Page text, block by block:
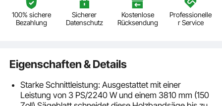
100% sichere
Bezahlung
Sicherer
Datenschutz
Kostenlose
Rücksendung
Professionelle
r Service
Eigenschaften & Details
Starke Schnittleistung: Ausgestattet mit einer
Leistung von 3 PS/2240 W und einem 3810 mm (150